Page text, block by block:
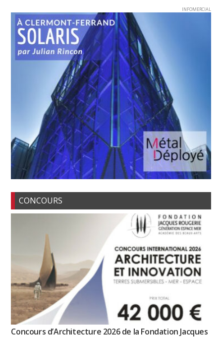
INFOMERCIAL
CONCOURS
Concours d’Architecture 2026 de la Fondation Jacques